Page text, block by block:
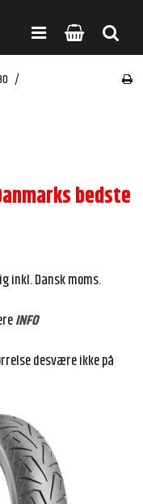
/
bedste
inkl. Dansk moms.
INFO
desvære ikke på